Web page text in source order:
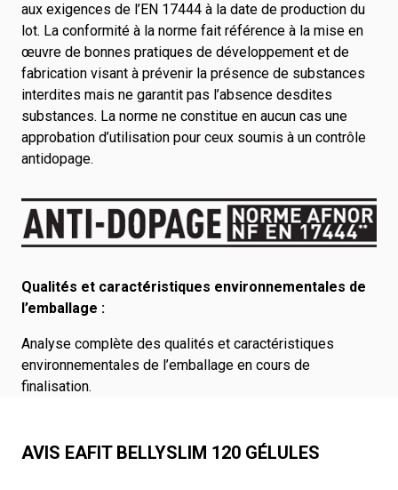
aux exigences de l’EN 17444 à la date de production du
lot. La conformité à la norme fait référence à la mise en
œuvre de bonnes pratiques de développement et de
fabrication visant à prévenir la présence de substances
interdites mais ne garantit pas l’absence desdites
substances. La norme ne constitue en aucun cas une
approbation d’utilisation pour ceux soumis à un contrôle
antidopage.
Qualités et caractéristiques environnementales de
l’emballage :
Analyse complète des qualités et caractéristiques
environnementales de l’emballage en cours de
finalisation.
AVIS EAFIT BELLYSLIM 120 GÉLULES